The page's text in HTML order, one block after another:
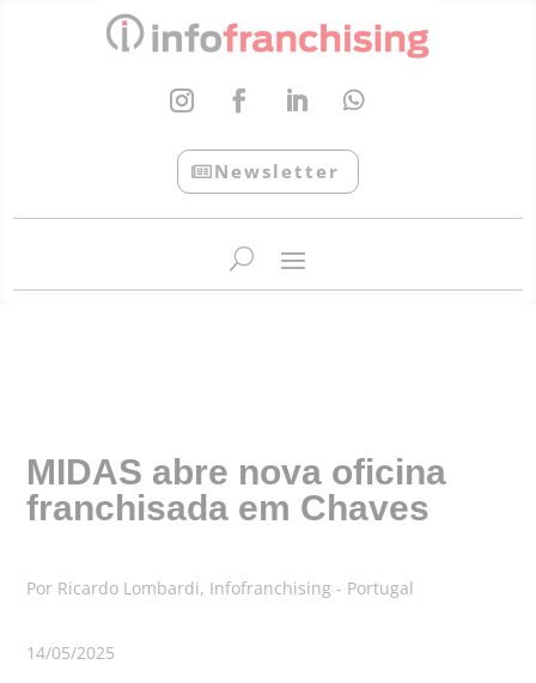
Newsletter
MIDAS abre nova oficina
franchisada em Chaves
Por Ricardo Lombardi, Infofranchising - Portugal
14/05/2025